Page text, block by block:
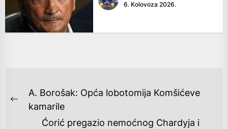
6. Kolovoza 2026.
NAVIGACIJA
OBJAVA
Previous
A. Borošak: Opća lobotomija Komšićeve
kamarile
Ćorić pregazio nemoćnog Chardyja i